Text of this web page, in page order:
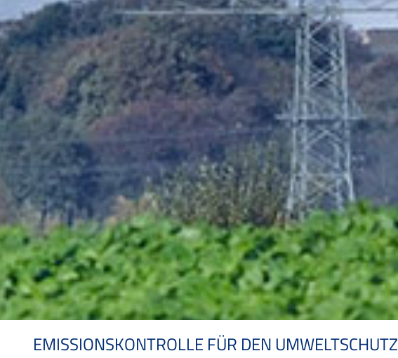
EMISSIONSKONTROLLE FÜR DEN UMWELTSCHUTZ